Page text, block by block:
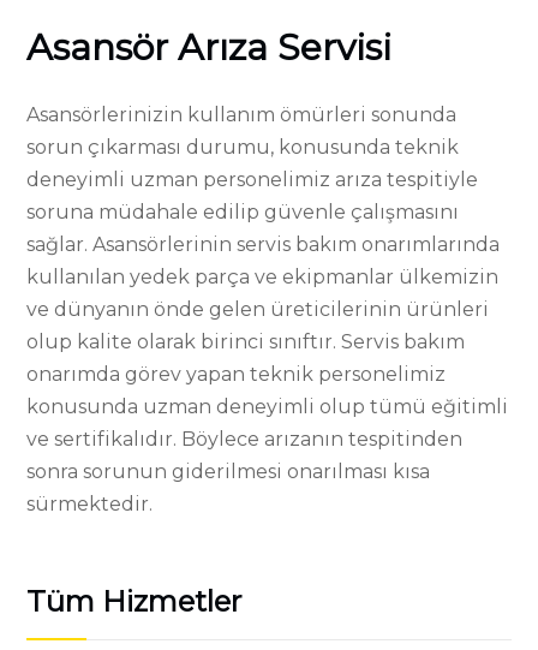
Asansör Arıza Servisi
Asansörlerinizin kullanım ömürleri sonunda
sorun çıkarması durumu, konusunda teknik
deneyimli uzman personelimiz arıza tespitiyle
soruna müdahale edilip güvenle çalışmasını
sağlar. Asansörlerinin servis bakım onarımlarında
kullanılan yedek parça ve ekipmanlar ülkemizin
ve dünyanın önde gelen üreticilerinin ürünleri
olup kalite olarak birinci sınıftır. Servis bakım
onarımda görev yapan teknik personelimiz
konusunda uzman deneyimli olup tümü eğitimli
ve sertifikalıdır. Böylece arızanın tespitinden
sonra sorunun giderilmesi onarılması kısa
sürmektedir.
Tüm Hizmetler